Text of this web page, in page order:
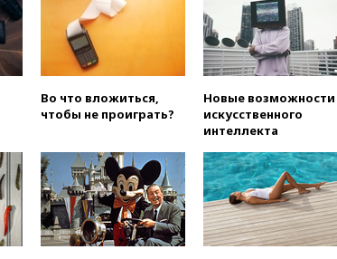
вчера, 20:15
ТАСС: жизни
главы «Уралдронзавода»
после взрыва ничего не
угрожает
снова отключилось
электричество
вчера, 20:00Зеленский связал
дефицит ракет с попыткой
Запада принудить Киев к
уступкам
вчера, 19:45Памфилова: ЦИК
примет беспрецедентные
Во что вложиться,
чтобы не проиграть?
Новые возможности
искусственного
интеллекта